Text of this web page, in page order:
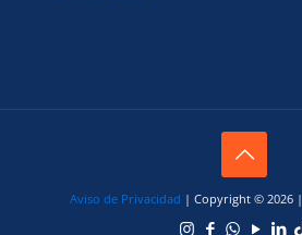
Aviso de Privacidad | Copyright © 2026 |